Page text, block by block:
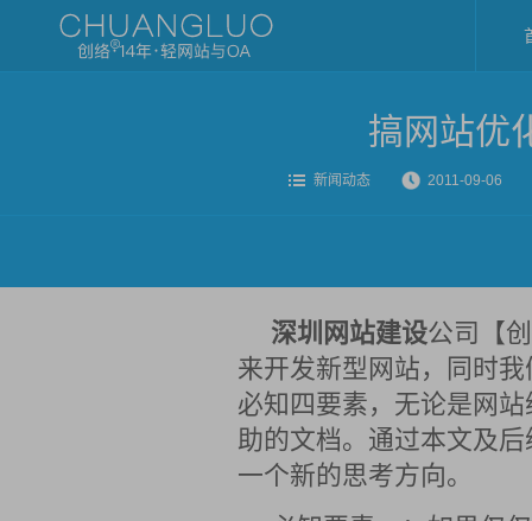
搞网站优
新闻动态 2011-09-06
深圳网站建设公司【
来开发新型网站，同时
必知四要素，无论是网
助的文档。通过本文及
一个新的思考方向。